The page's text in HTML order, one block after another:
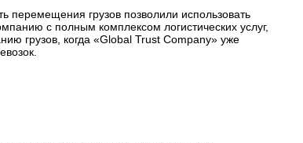
перемещения грузов позволили использовать
с полным комплексом логистических услуг,
грузов, когда «Global Trust Company» уже